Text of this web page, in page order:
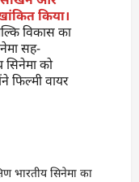
किया।
विकास का
सह-
को
फिल्मी वायर
भारतीय सिनेमा का